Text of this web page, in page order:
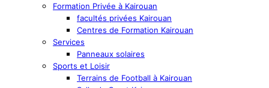
Formation Privée à Kairouan
facultés privées Kairouan
Centres de Formation Kairouan
Services
Panneaux solaires
Sports et Loisir
Terrains de Football à Kairouan